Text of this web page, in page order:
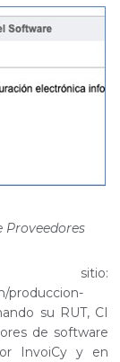
Proveedores
produccion-
su RUT, CI
de software
InvoiCy y en